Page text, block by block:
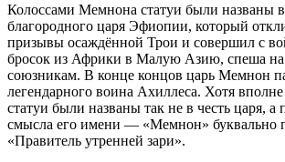
Колоссами Мемнона статуи были названы в
благородного царя Эфиопии, который
призывы осаждённой Трои и совершил с
бросок из Африки в Малую Азию, спеша
союзникам. В конце концов царь Мемнон
легендарного воина Ахиллеса. Хотя
статуи были названы так не в честь царя, а
смысла его имени — «Мемнон» буквально
«Правитель утренней зари».